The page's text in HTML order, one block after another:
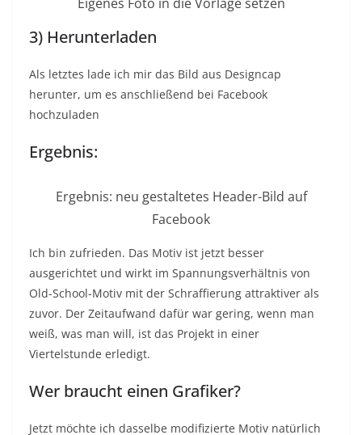
3) Herunterladen
Als letztes lade ich mir das Bild aus Designcap
herunter, um es anschließend bei Facebook
hochzuladen
Ergebnis:
Ergebnis: neu gestaltetes Header-Bild auf
Facebook
Ich bin zufrieden. Das Motiv ist jetzt besser
ausgerichtet und wirkt im Spannungsverhältnis von
Old-School-Motiv mit der Schraffierung attraktiver als
zuvor. Der Zeitaufwand dafür war gering, wenn man
weiß, was man will, ist das Projekt in einer
Viertelstunde erledigt.
Wer braucht einen Grafiker?
Jetzt möchte ich dasselbe modifizierte Motiv natürlich